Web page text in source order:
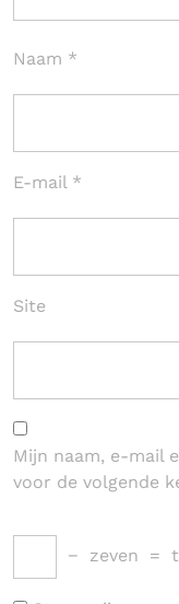
Naam *
E-mail *
Site
Mijn naam, e-mail
voor de volgende
− zeven =